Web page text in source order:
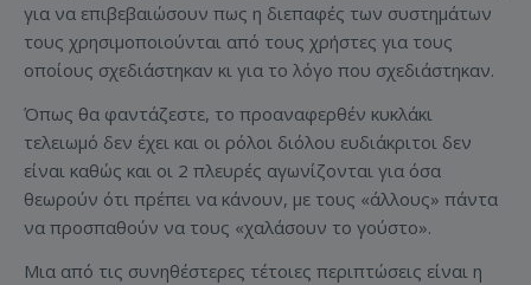
για να επιβεβαιώσουν πως η διεπαφές των συστημάτων
τους χρησιμοποιούνται από τους χρήστες για τους
οποίους σχεδιάστηκαν κι για το λόγο που σχεδιάστηκαν.
Όπως θα φαντάζεστε, το προαναφερθέν κυκλάκι
τελειωμό δεν έχει και οι ρόλοι διόλου ευδιάκριτοι δεν
είναι καθώς και οι 2 πλευρές αγωνίζονται για όσα
θεωρούν ότι πρέπει να κάνουν, με τους «άλλους» πάντα
να προσπαθούν να τους «χαλάσουν το γούστο».
Μια από τις συνηθέστερες τέτοιες περιπτώσεις είναι η